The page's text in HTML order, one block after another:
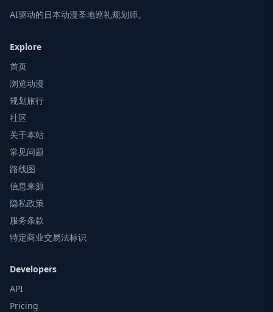
AI驱动的日本动漫圣地巡礼规划师。
Explore
首页
浏览动漫
规划旅行
社区
关于本站
常见问题
路线图
信息来源
隐私政策
服务条款
特定商业交易法标识
Developers
API
Pricing